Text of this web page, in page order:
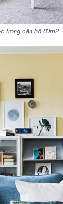
trong căn hộ 80m2